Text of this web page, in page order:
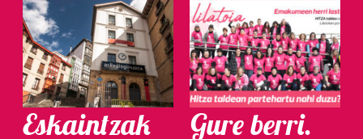
Eskaintzak Gure berri.